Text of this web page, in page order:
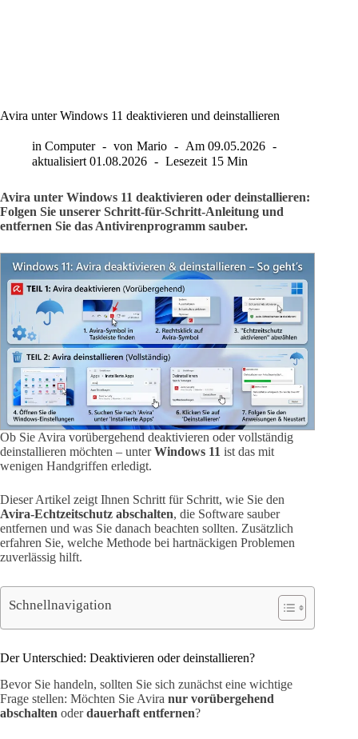
Avira unter Windows 11 deaktivieren und deinstallieren
in Computer von Mario Am 09.05.2026
aktualisiert 01.08.2026 Lesezeit 15 Min
Avira unter Windows 11 deaktivieren oder deinstallieren:
Folgen Sie unserer Schritt-für-Schritt-Anleitung und
entfernen Sie das Antivirenprogramm sauber.
Ob Sie Avira vorübergehend deaktivieren oder vollständig
deinstallieren möchten – unterWindows 11 ist das mit
wenigen Handgriffen erledigt.
Dieser Artikel zeigt Ihnen Schritt für Schritt, wie Sie den
Avira-Echtzeitschutz abschalten, die Software sauber
entfernen und was Sie danach beachten sollten. Zusätzlich
erfahren Sie, welche Methode bei hartnäckigen Problemen
zuverlässig hilft.
Schnellnavigation
Der Unterschied: Deaktivieren oder deinstallieren?
Bevor Sie handeln, sollten Sie sich zunächst eine wichtige
Frage stellen: Möchten Sie Avira nur vorübergehend
abschalten oderdauerhaft entfernen?